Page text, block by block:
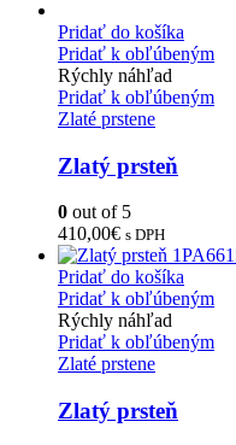
Pridať do košíka
Pridať k obľúbeným
Rýchly náhľad
Pridať k obľúbeným
Zlaté prstene
Zlatý prsteň
0 out of 5
410,00€ s DPH
Pridať do košíka
Pridať k obľúbeným
Rýchly náhľad
Pridať k obľúbeným
Zlaté prstene
Zlatý prsteň